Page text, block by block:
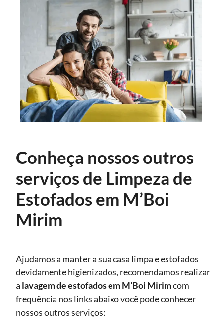
Conheça nossos outros
serviços de Limpeza de
Estofados em M’Boi
Mirim
Ajudamos a manter a sua casa limpa e estofados
devidamente higienizados, recomendamos realizar
a lavagem de estofadosem M’Boi Mirimcom
frequência nos links abaixo você pode conhecer
nossos outros serviços: